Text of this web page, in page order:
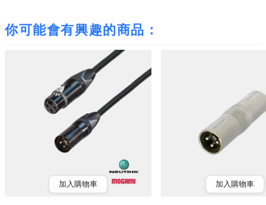
你可能會有興趣的商品：
加入購物車 加入購物車